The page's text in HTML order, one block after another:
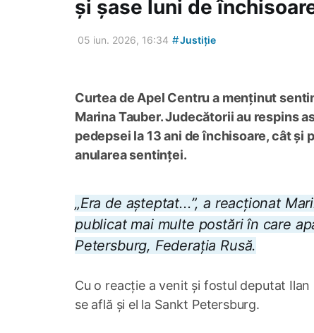
și șase luni de
05 iun. 2026, 16:34 #Justiție
Curtea de Apel Centru a menținut
Marina Tauber. Judecătorii au respins
pedepsei la 13 ani de închisoare, cât
anularea sentinței.
„Era de așteptat...”, a reacționat
publicat mai multe postări în care
Petersburg, Federația Rusă.
Cu o reacție a venit și fostul deputat
se află și el la Sankt Petersburg.